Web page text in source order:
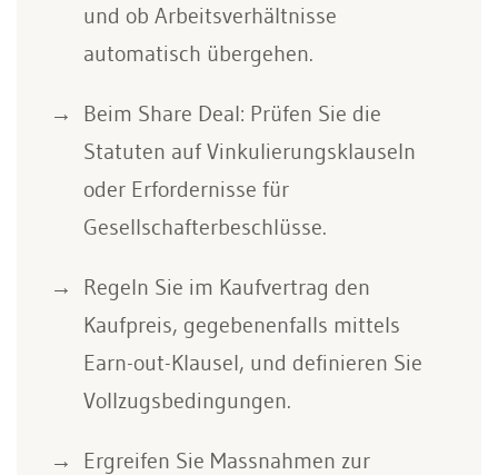
und ob Arbeitsverhältnisse
automatisch übergehen.
Beim Share Deal: Prüfen Sie die
Statuten auf Vinkulierungsklauseln
oder Erfordernisse für
Gesellschafterbeschlüsse.
Regeln Sie im Kaufvertrag den
Kaufpreis, gegebenenfalls mittels
Earn-out-Klausel, und definieren Sie
Vollzugsbedingungen.
Ergreifen Sie Massnahmen zur